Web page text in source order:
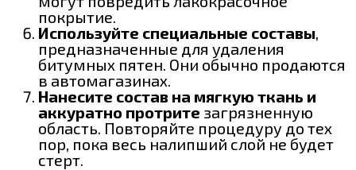
покрытие.
Используйте специальные составы,
предназначенные для удаления
битумных пятен. Они обычно продаются
в автомагазинах.
Нанесите состав на мягкую ткань и
аккуратно протрите загрязненную
область. Повторяйте процедуру до тех
пор, пока весь налипший слой не будет
стерт.